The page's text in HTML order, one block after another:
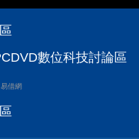
數位科技討論區
借網